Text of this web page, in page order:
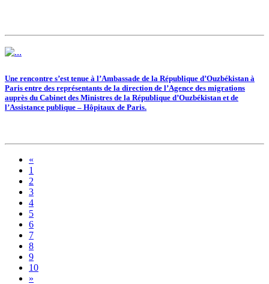
Une rencontre s’est tenue à l’Ambassade de la République d’Ouzbékistan à
Paris entre des représentants de la direction de l’Agence des migrations
auprès du Cabinet des Ministres de la République d’Ouzbékistan et de
l’Assistance publique – Hôpitaux de Paris.
«
1
2
3
4
5
6
7
8
9
10
»